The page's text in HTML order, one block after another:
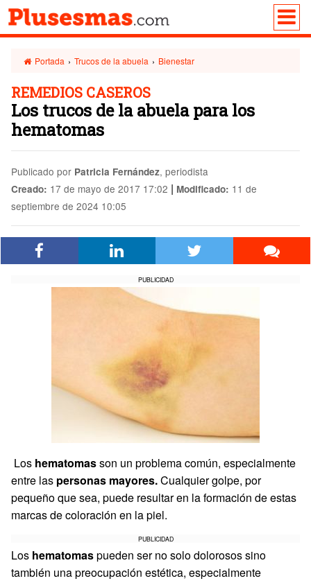
Portada › Trucos de la abuela › Bienestar
REMEDIOS CASEROS
Los trucos de la abuela para los
hematomas
Publicado por Patricia Fernández, periodista
Creado: 17 de mayo de 2017 17:02 | Modificado: 11 de
septiembre de 2024 10:05
PUBLICIDAD
Los hematomasson un problema común, especialmente
entre las personas mayores.Cualquier golpe, por
pequeño que sea, puede resultar en la formación de estas
marcas de coloración en la piel.
PUBLICIDAD
Los hematomaspueden ser no solo dolorosos sino
también una preocupación estética, especialmente